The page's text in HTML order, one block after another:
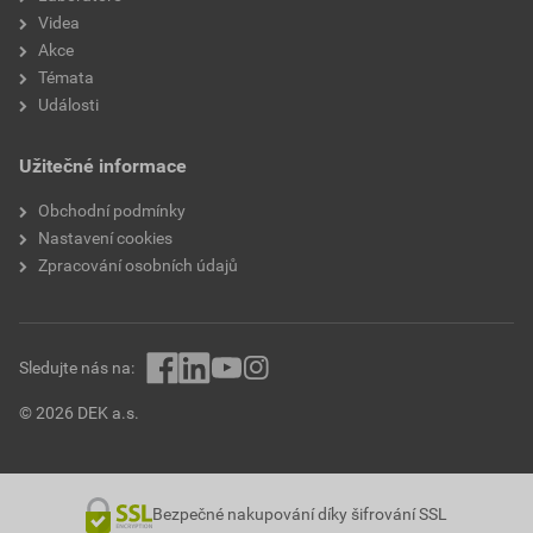
Videa
Akce
Témata
Události
Užitečné informace
Obchodní podmínky
Nastavení cookies
Zpracování osobních údajů
© 2026 DEK a.s.
Sledujte nás na:
Bezpečné nakupování díky šifrování SSL